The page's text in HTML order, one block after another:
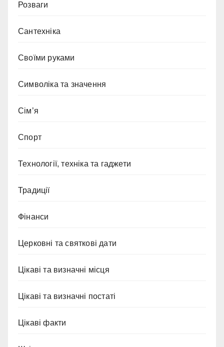
Розваги
Сантехніка
Своїми руками
Символіка та значення
Сім’я
Спорт
Технології, техніка та гаджети
Традиції
Фінанси
Церковні та святкові дати
Цікаві та визначні місця
Цікаві та визначні постаті
Цікаві факти